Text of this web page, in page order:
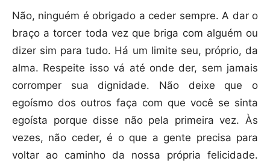
Não, ninguém é obrigado a ceder sempre. A dar o
braço a torcer toda vez que briga com alguém ou
dizer sim para tudo. Há um limite seu, próprio, da
alma. Respeite isso vá até onde der, sem jamais
corromper sua dignidade. Não deixe que o
egoísmo dos outros faça com que você se sinta
egoísta porque disse não pela primeira vez. Às
vezes, não ceder, é o que a gente precisa para
voltar ao caminho da nossa própria felicidade.